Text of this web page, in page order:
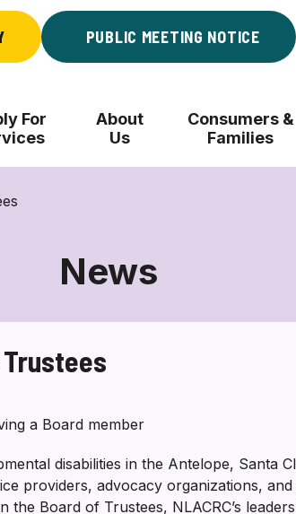
PUBLIC MEETING NOTICE
For
About
Us
Consumers &
Families
News
Trustees
a Board member
disabilities in the Antelope, Santa
providers, advocacy organizations,
Board of Trustees, NLACRC’s